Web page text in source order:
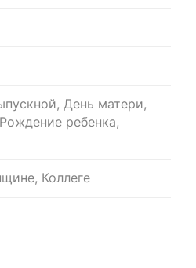
День матери,
ребенка,
Коллеге